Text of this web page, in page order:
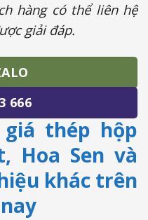
hàng có thể liên hệ
giải đáp.
666
giá thép hộp
Hoa Sen và
khác trên